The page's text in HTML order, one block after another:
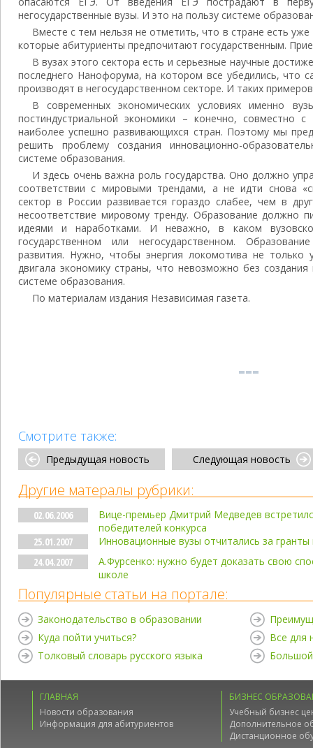
негосударственные вузы. И это на пользу системе
Вместе с тем нельзя не отметить, что в стране есть уже
которые абитуриенты предпочитают государственным.
В вузах этого сектора есть и серьезные научные
последнего Нанофорума, на котором все убедились, что
производят в негосударственном секторе. И таких
В современных экономических условиях именно
постиндустриальной экономики – конечно, совместно с
наиболее успешно развивающихся стран. Поэтому мы
решить проблему создания инновационно-
системе образования.
И здесь очень важна роль государства. Оно должно
соответствии с мировыми трендами, а не идти снова
сектор в России развивается гораздо слабее, чем в
несоответствие мировому тренду. Образование должно
идеями и наработками. И неважно, в каком
государственном или негосударственном.
развития. Нужно, чтобы энергия локомотива не только
двигала экономику страны, что невозможно без
системе образования.
По материалам издания Независимая газета.
Смотрите также:
Предыдущая новость Следующая новость
Другие матералы рубрики:
02.06.2006
Вице-премьер Дмитрий Медведев
победителей конкурса
25.01.2007
Инновационные вузы отчитались за гранты
24.04.2007
А.Фурсенко: нужно будет доказать свою
школе
Популярные статьи на портале:
Законодательство в образовании
Куда пойти учиться?
Толковый словарь русского языка
Все для
Большой
ГЛАВНАЯ
Новости образования
Информация для абитуриентов
БИЗНЕС
Учебный бизнес
Дополнительное
Дистанционное